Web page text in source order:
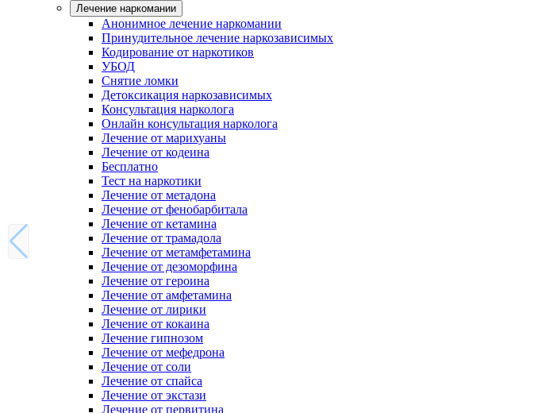
Лечение наркомании
Анонимное лечение наркомании
Принудительное лечение наркозависимых
Кодирование от наркотиков
УБОД
Снятие ломки
Детоксикация наркозависимых
Консультация нарколога
Онлайн консультация нарколога
Лечение от марихуаны
Лечение от кодеина
Бесплатно
Тест на наркотики
Лечение от метадона
Лечение от фенобарбитала
Лечение от кетамина
Лечение от трамадола
Лечение от метамфетамина
Лечение от дезоморфина
Лечение от героина
Лечение от амфетамина
Лечение от лирики
Лечение от кокаина
Лечение гипнозом
Лечение от мефедрона
Лечение от соли
Лечение от спайса
Лечение от экстази
Лечение от первитина